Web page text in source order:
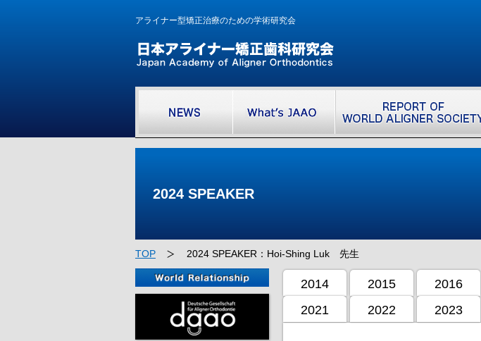
アライナー型矯正治療のための学術研究会
2024 SPEAKER
TOP 2024 SPEAKER：Hoi-Shing Luk 先生
2014 2015 2016
2021
2022 2023